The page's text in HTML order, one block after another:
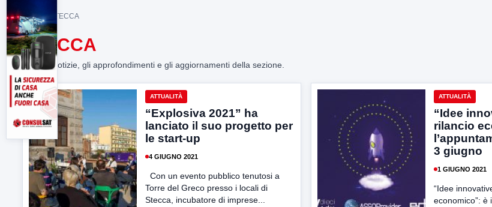
Home> STECCA
STECCA
Tutte le notizie, gli approfondimenti e gli aggiornamenti della sezione.
ATTUALITÀ
“Explosiva 2021” ha
lanciato il suo progetto per
le start-up
4 GIUGNO 2021
Con un evento pubblico tenutosi a
Torre del Greco presso i locali di
Stecca, incubatore di imprese...
ATTUALITÀ
“Idee
rilancio
3 giugno
1 GIUGNO 2021
“Idee
economico”: è